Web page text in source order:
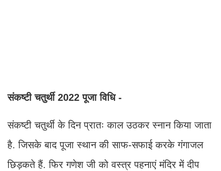
संकष्टी चतुर्थी 2022 पूजा विधि -
संकष्टी चतुर्थी के दिन प्रातः काल उठकर स्नान किया जाता
है. जिसके बाद पूजा स्थान की साफ-सफाई करके गंगाजल
छिड़कते हैं. फिर गणेश जी को वस्त्र पहनाएं मंदिर में दीप